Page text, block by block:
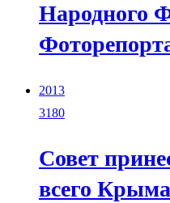
Народного
2013
3180
Совет
всего Крыма